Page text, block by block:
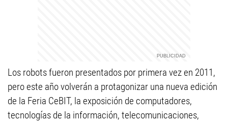
Los robots fueron presentados por primera vez en 2011,
pero este año volverán a protagonizar una nueva edición
de la Feria CeBIT, la exposición de computadores,
tecnologías de la información, telecomunicaciones,